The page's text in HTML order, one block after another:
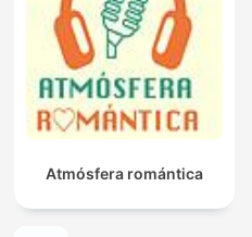
Atmósfera romántica